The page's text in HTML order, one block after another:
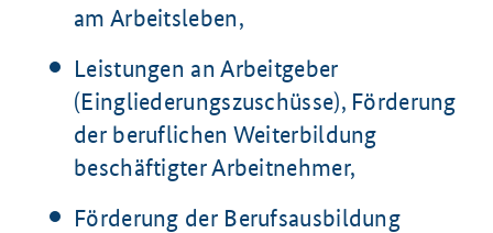
am Arbeitsleben,
Leistungen an Arbeitgeber
(Eingliederungszuschüsse), Förderung
der beruflichen Weiterbildung
beschäftigter Arbeitnehmer,
Förderung der Berufsausbildung